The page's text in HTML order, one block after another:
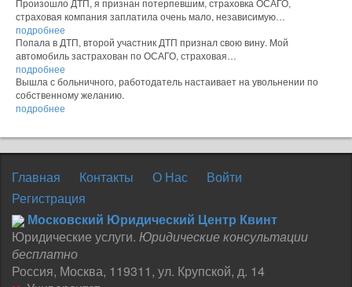
Произошло ДТП, я признан потерпевшим, страховка ОСАГО,
страховая компания заплатила очень мало, независимую…
подробнее
Попала в ДТП, второй участник ДТП признал свою вину. Мой
автомобиль застрахован по ОСАГО, страховая…
подробнее
Вышла с больничного, работодатель настаивает на увольнении по
собственному желанию.
подробнее
Главная Контакты О Нас
Войти
Регистрация
Московский Юридический Центр Квинт
Юридические услуги. Юридические консультации
бесплатно
Россия, Москва, 119311, ул. Крупской, д. 14